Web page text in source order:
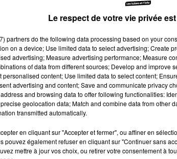
Le respect de votre vie privée
partnersdo the following data processing based on your
on a device; Use limited data to select advertising; Create
advertising; Measure advertising performance; Measure
of data from different sources; Develop and improve
personalised content; Use limited data to select content;
advertising and content; Save and communicate privacy
and browsing data to offer following functionalities:
geolocation data; Match and combine data from other
transmitted automatically.
en cliquant sur "Accepter et fermer", ou affiner en
pouvez également refuser en cliquant sur "Continuer sans
mettre à jour vos choix, ou retirer votre consentement à